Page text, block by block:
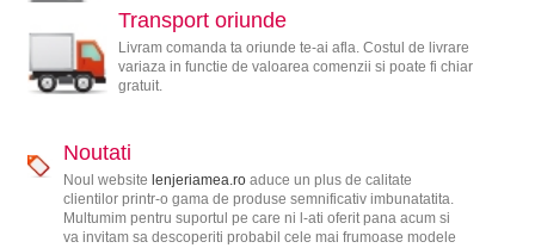
Transport oriunde
Livram comanda ta oriunde te-ai afla. Costul de livrare
variaza in functie de valoarea comenzii si poate fi chiar
gratuit.
Noutati
Noul website lenjeriamea.roaduce un plus de calitate
clientilor printr-o gama de produse semnificativ imbunatatita.
Multumim pentru suportul pe care ni l-ati oferit pana acum si
va invitam sa descoperiti probabil cele mai frumoase modele